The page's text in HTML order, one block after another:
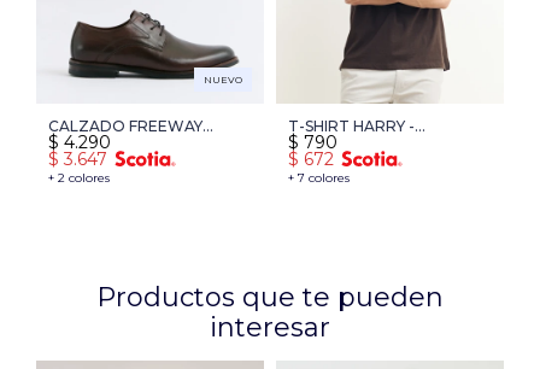
NUEVO
CALZADO FREEWAY
MURPHY 01 - MARRON
+ 2 colores
$ 4.290
$ 3.647
T-SHIRT HARRY -
CHOCOLATE
+ 7 colores
$ 790
$ 672
Productos que te pueden
interesar